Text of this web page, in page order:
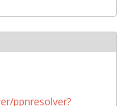
ppnresolver?